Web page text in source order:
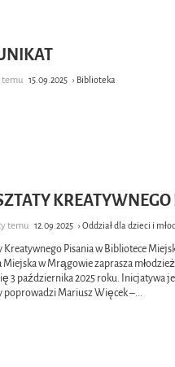
temu 15.09.2025› Biblioteka
temu 12.09.2025› Oddział dla dzieci i
Kreatywnego Pisania w Bibliotece
Miejska w Mrągowie zaprasza
3 października 2025 roku. Inicjatywa
poprowadzi Mariusz Więcek –...